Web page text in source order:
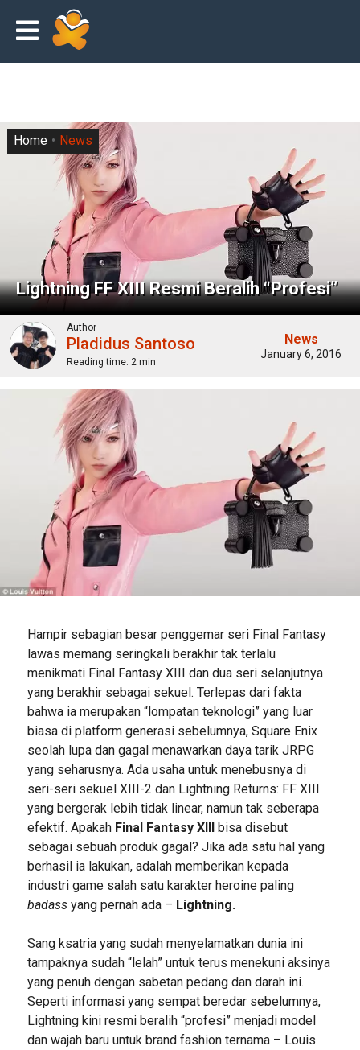
Lightning FF XIII Resmi Beralih “Profesi”
Home News
Author
Pladidus Santoso
Reading time: 2 min
News
January 6, 2016
Hampir sebagian besar penggemar seri Final Fantasy
lawas memang seringkali berakhir tak terlalu
menikmati Final Fantasy XIII dan dua seri selanjutnya
yang berakhir sebagai sekuel. Terlepas dari fakta
bahwa ia merupakan “lompatan teknologi” yang luar
biasa di platform generasi sebelumnya, Square Enix
seolah lupa dan gagal menawarkan daya tarik JRPG
yang seharusnya. Ada usaha untuk menebusnya di
seri-seri sekuel XIII-2 dan Lightning Returns: FF XIII
yang bergerak lebih tidak linear, namun tak seberapa
efektif. Apakah Final Fantasy XIIIbisa disebut
sebagai sebuah produk gagal? Jika ada satu hal yang
berhasil ia lakukan, adalah memberikan kepada
industri game salah satu karakter heroine paling
badassyang pernah ada – Lightning.
Sang ksatria yang sudah menyelamatkan dunia ini
tampaknya sudah “lelah” untuk terus menekuni aksinya
yang penuh dengan sabetan pedang dan darah ini.
Seperti informasi yang sempat beredar sebelumnya,
Lightning kini resmi beralih “profesi” menjadi model
dan wajah baru untuk brand fashion ternama – Louis